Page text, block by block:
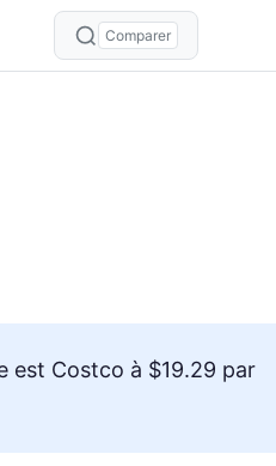
Comparer
est Costco à $19.29 par